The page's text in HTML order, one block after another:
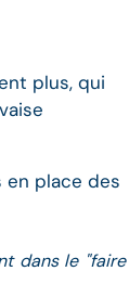
plus, qui
en place des
dans le "faire